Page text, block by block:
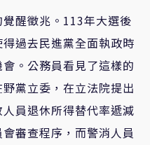
醒徵兆。113年大選後
過去民進黨全面執政時
。公務員看見了這樣的
黨立委，在立法院提出
員退休所得替代率遞減
審查程序，而警消人員